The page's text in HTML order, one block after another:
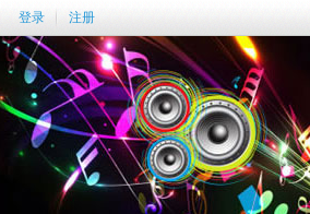
登录 注册